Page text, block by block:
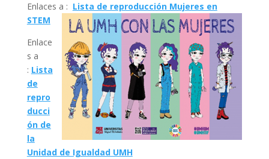
Enlaces a : Lista de reproducción Mujeres en
STEM
Enlace
s a
: Lista
de
repro
ducci
ón de
la
Unidad de Igualdad UMH